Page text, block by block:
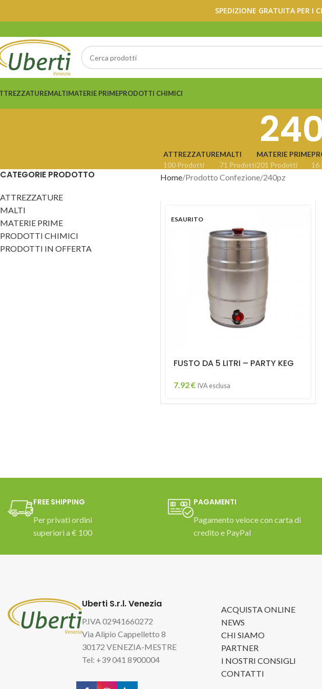
SPEDIZIONE GRATUITA PER I
MALTIMATERIE PRIMEPRODOTTI CHIMICI
ATTREZZATURE
100 Prodotti
MALTI
71 Prodotti
MATERIE PRIME
201 Prodotti
16
CATEGORIE PRODOTTO
ATTREZZATURE
MALTI
MATERIE PRIME
PRODOTTI CHIMICI
PRODOTTI IN OFFERTA
Home Prodotto Confezione 240pz
ESAURITO
FUSTO DA 5 LITRI – PARTY KEG
7.92€ IVA esclusa
FREE SHIPPING
Per privati ordini
superiori a € 100
PAGAMENTI
Pagamento veloce con carta di
credito e PayPal
Uberti S.r.l. Venezia
P.IVA 02941660272
Via Alipio Cappelletto 8
30172 VENEZIA-MESTRE
Tel: +39 041 8900004
ACQUISTA ONLINE
NEWS
CHI SIAMO
PARTNER
I NOSTRI CONSIGLI
CONTATTI